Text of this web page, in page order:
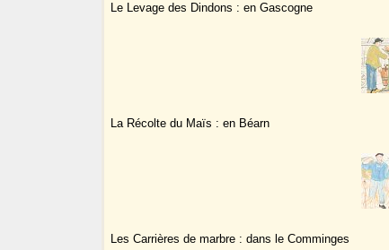
Le Levage des Dindons : en Gascogne
La Récolte du Maïs : en Béarn
Les Carrières de marbre : dans le Comminges